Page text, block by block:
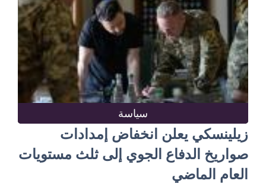
سياسة
زيلينسكي يعلن انخفاض إمدادات
صواريخ الدفاع الجوي إلى ثلث مستويات
العام الماضي